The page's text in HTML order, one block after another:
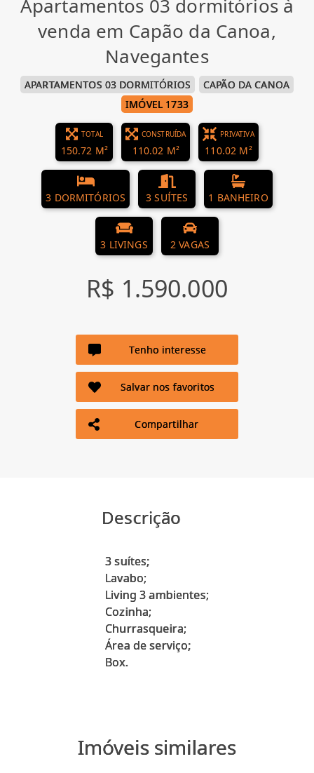
Apartamentos 03 dormitórios à
venda em Capão da Canoa,
Navegantes
APARTAMENTOS 03 DORMITÓRIOS
CAPÃO DA CANOA
IMÓVEL 1733
TOTAL
150.72 M²
CONSTRUÍDA
110.02 M²
PRIVATIVA
110.02 M²
3 DORMITÓRIOS 3 SUÍTES 1 BANHEIRO
3 LIVINGS 2 VAGAS
R$ 1.590.000
Tenho interesse
Salvar nos favoritos
Compartilhar
Descrição
3 suítes;
Lavabo;
Living 3 ambientes;
Cozinha;
Churrasqueira;
Área de serviço;
Box.
Imóveis similares